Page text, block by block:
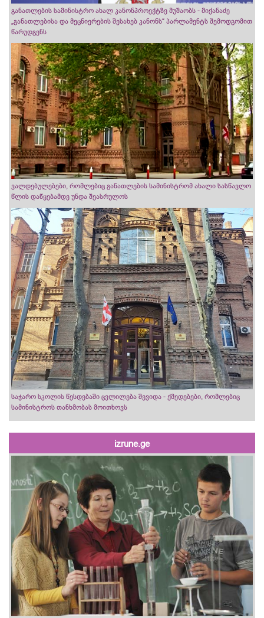
განათლების სამინისტრო ახალ კანონპროექტზე მუშაობს - მიქანაძე
„განათლებისა და მეცნიერების შესახებ კანონს“ პარლამენტს შემოდგომით
წარუდგენს
ვალდებულებები, რომლებიც განათლების სამინისტრომ ახალი სასწავლო
წლის დაწყებამდე უნდა შეასრულოს
საჯარო სკოლის წესდებაში ცვლილება შევიდა - ქმედებები, რომლებიც
სამინისტროს თანხმობას მოითხოვს
izrune.ge